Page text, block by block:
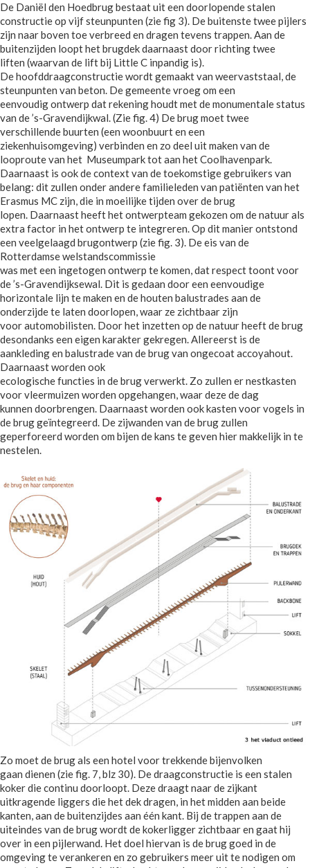
De Daniël den Hoedbrug bestaat uit een doorlopende stalen
constructie op vijf steunpunten (zie fig 3). De buitenste twee pijlers
zijn naar boven toe verbreed en dragen tevens trappen. Aan de
buitenzijden loopt het brugdek daarnaast door richting twee
liften (waarvan de lift bij Little C inpandig is).
De hoofddraagconstructie wordt gemaakt van weervaststaal, de
steunpunten van beton. De gemeente vroeg om een
eenvoudig ontwerp dat rekening houdt met de monumentale status
van de ’s-Gravendijkwal. (Zie fig. 4) De brug moet twee
verschillende buurten (een woonbuurt en een
ziekenhuisomgeving) verbinden en zo deel uit maken van de
looproute van het Museumpark tot aan het Coolhavenpark.
Daarnaast is ook de context van de toekomstige gebruikers van
belang: dit zullen onder andere familieleden van patiënten van het
Erasmus MC zijn, die in moeilijke tijden over de brug
lopen. Daarnaast heeft het ontwerpteam gekozen om de natuur als
extra factor in het ontwerp te integreren. Op dit manier ontstond
een veelgelaagd brugontwerp (zie fig. 3). De eis van de
Rotterdamse welstandscommissie
was met een ingetogen ontwerp te komen, dat respect toont voor
de ’s-Gravendijksewal. Dit is gedaan door een eenvoudige
horizontale lijn te maken en de houten balustrades aan de
onderzijde te laten doorlopen, waar ze zichtbaar zijn
voor automobilisten. Door het inzetten op de natuur heeft de brug
desondanks een eigen karakter gekregen. Allereerst is de
aankleding en balustrade van de brug van ongecoat accoyahout.
Daarnaast worden ook
ecologische functies in de brug verwerkt. Zo zullen er nestkasten
voor vleermuizen worden opgehangen, waar deze de dag
kunnen doorbrengen. Daarnaast worden ook kasten voor vogels in
de brug geïntegreerd. De zijwanden van de brug zullen
geperforeerd worden om bijen de kans te geven hier makkelijk in te
nestelen.
Zo moet de brug als een hotel voor trekkende bijenvolken
gaan dienen (zie fig. 7, blz 30). De draagconstructie is een stalen
koker die continu doorloopt. Deze draagt naar de zijkant
uitkragende liggers die het dek dragen, in het midden aan beide
kanten, aan de buitenzijdes aan één kant. Bij de trappen aan de
uiteindes van de brug wordt de kokerligger zichtbaar en gaat hij
over in een pijlerwand. Het doel hiervan is de brug goed in de
omgeving te verankeren en zo gebruikers meer uit te nodigen om